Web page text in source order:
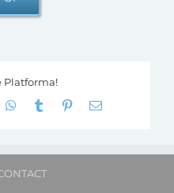
Platforma!
WhatsApp
Tumblr Pinterest
E-